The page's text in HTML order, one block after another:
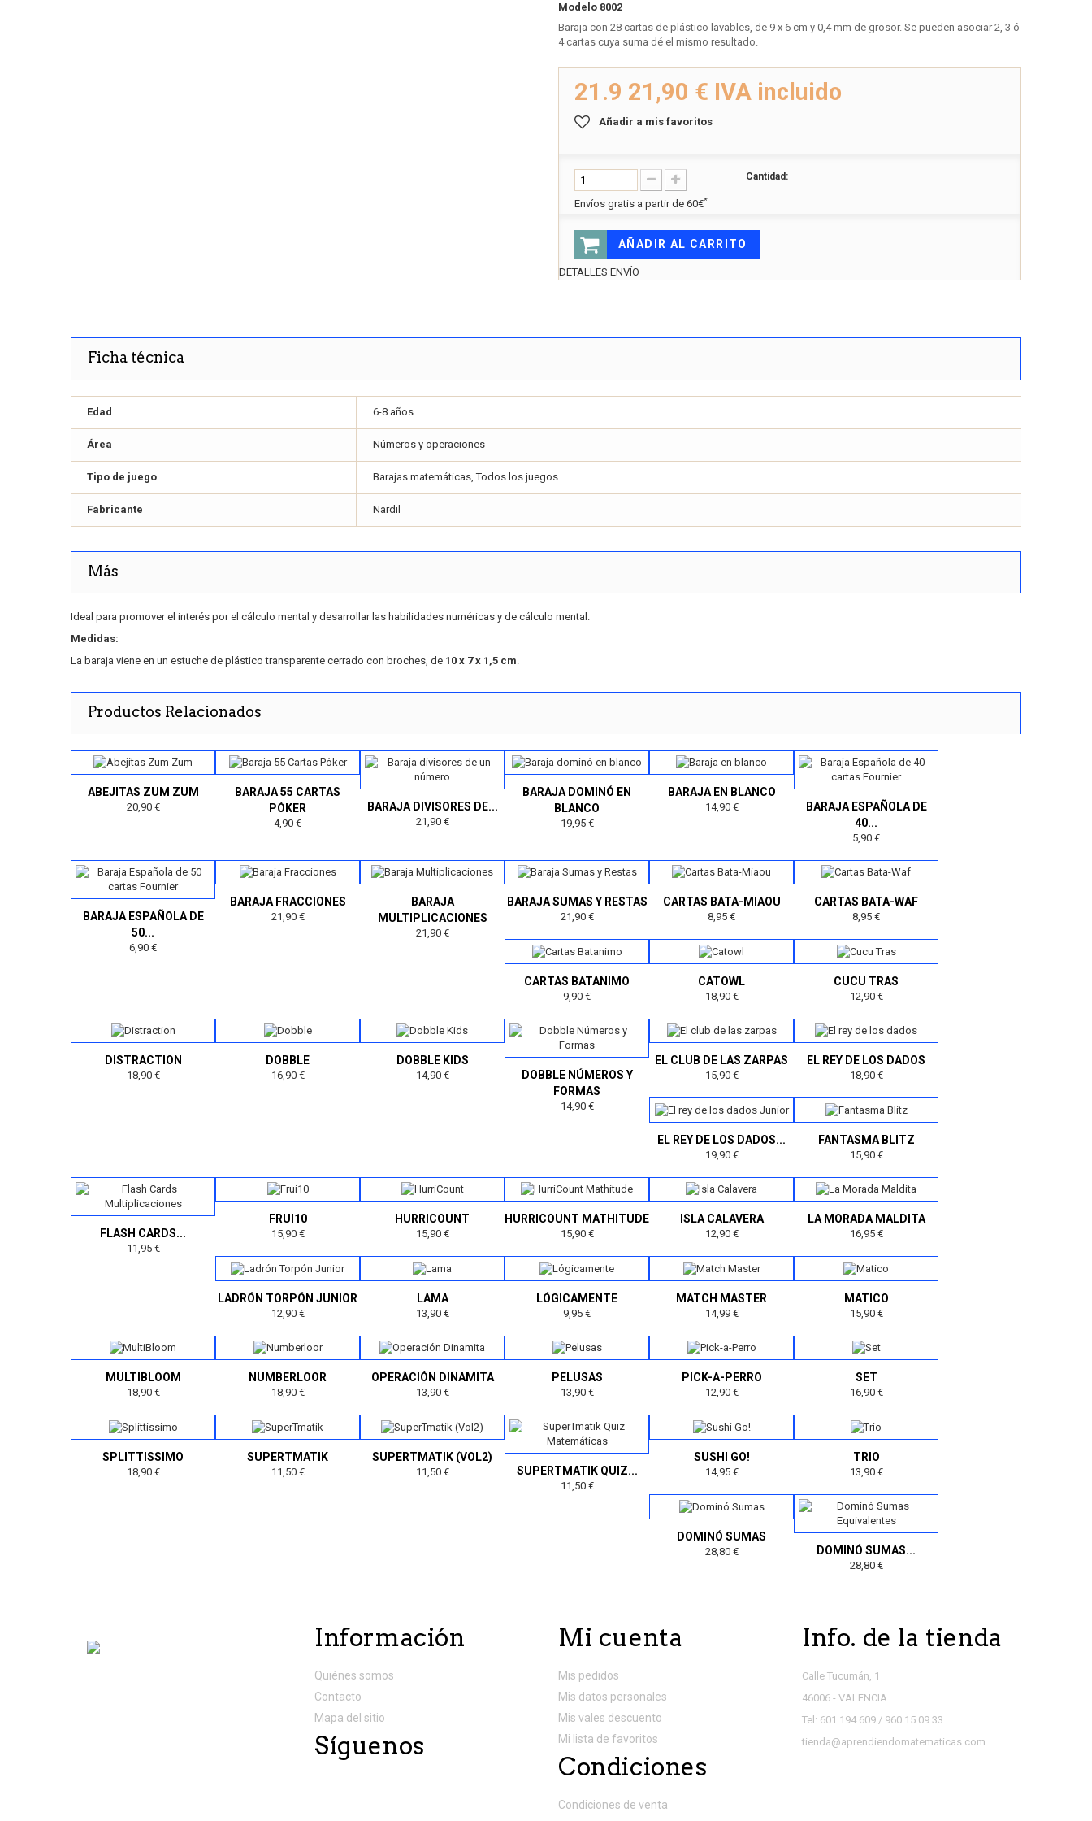
Modelo 8002
Baraja con 28 cartas de plástico lavables, de 9 x 6 cm y 0,4 mm de grosor. Se pueden asociar 2, 3 ó
4 cartas cuya suma dé el mismo resultado.
21.9 21,90 € IVA incluido
Añadir a mis favoritos
Cantidad:
Envíos gratis a partir de 60€*
AÑADIR AL CARRITO
DETALLES ENVÍO
Ficha técnica
Edad 6-8 años
Área Números y operaciones
Tipo de juego Barajas matemáticas, Todos los juegos
Fabricante Nardil
Más
Ideal para promover el interés por el cálculo mental y desarrollar las habilidades numéricas y de cálculo mental.
Medidas:
La baraja viene en un estuche de plástico transparente cerrado con broches, de 10 x 7 x 1,5 cm
Productos Relacionados
ABEJITAS ZUM ZUM
20,90 €
BARAJA 55 CARTAS
PÓKER
4,90 €
BARAJA DIVISORES DE...
21,90 €
BARAJA DOMINÓ EN
BLANCO
19,95 €
BARAJA EN BLANCO
14,90 €
BARAJA ESPAÑOLA DE
40...
5,90 €
BARAJA ESPAÑOLA DE
50...
6,90 €
BARAJA FRACCIONES
21,90 €
BARAJA
MULTIPLICACIONES
21,90 €
BARAJA SUMAS Y RESTAS
21,90 €
CARTAS BATA-MIAOU
8,95 €
CARTAS BATA-WAF
8,95 €
CARTAS BATANIMO
9,90 €
CATOWL
18,90 €
CUCU TRAS
12,90 €
DISTRACTION
18,90 €
DOBBLE
16,90 €
DOBBLE KIDS
14,90 €
DOBBLE NÚMEROS Y
FORMAS
14,90 €
EL CLUB DE LAS ZARPAS
15,90 €
EL REY DE LOS DADOS
18,90 €
EL REY DE LOS DADOS...
19,90 €
FANTASMA BLITZ
15,90 €
FLASH CARDS...
11,95 €
FRUI10
15,90 €
HURRICOUNT
15,90 €
HURRICOUNT MATHITUDE
15,90 €
ISLA CALAVERA
12,90 €
LA MORADA MALDITA
16,95 €
LADRÓN TORPÓN JUNIOR
12,90 €
LAMA
13,90 €
LÓGICAMENTE
9,95 €
MATCH MASTER
14,99 €
MATICO
15,90 €
MULTIBLOOM
18,90 €
NUMBERLOOR
18,90 €
OPERACIÓN DINAMITA
13,90 €
PELUSAS
13,90 €
PICK-A-PERRO
12,90 €
SET
16,90 €
SPLITTISSIMO
18,90 €
SUPERTMATIK
11,50 €
SUPERTMATIK (VOL2)
11,50 € SUPERTMATIK QUIZ...
11,50 €
SUSHI GO!
14,95 €
TRIO
13,90 €
DOMINÓ SUMAS
28,80 € DOMINÓ SUMAS...
28,80 €
Información
Quiénes somos
Contacto
Mapa del sitio
Síguenos
Mi cuenta
Mis pedidos
Mis datos personales
Mis vales descuento
Mi lista de favoritos
Condiciones
Condiciones de venta
Info. de la tienda
Calle Tucumán, 1
46006 - VALENCIA
Tel: 601 194 609 / 960 15 09 33
tienda@aprendiendomatematicas.com